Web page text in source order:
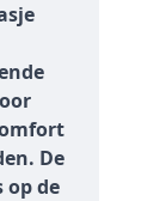
De
op de